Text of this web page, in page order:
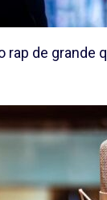
rap de grande